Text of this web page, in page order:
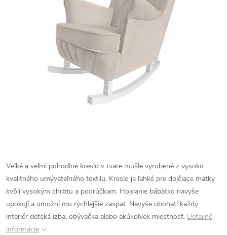
Veľké a veľmi pohodlné kreslo v tvare mušle vyrobené z vysoko
kvalitného umývateľného textilu. Kreslo je ľahké pre dojčiace matky
kvôli vysokým chrbtu a podrúčkam. Hojdanie bábätko navyše
upokojí a umožní mu rýchlejšie zaspať. Navyše obohatí každý
interiér detská izba, obývačka alebo akúkoľvek miestnosť. Detailné
informácie